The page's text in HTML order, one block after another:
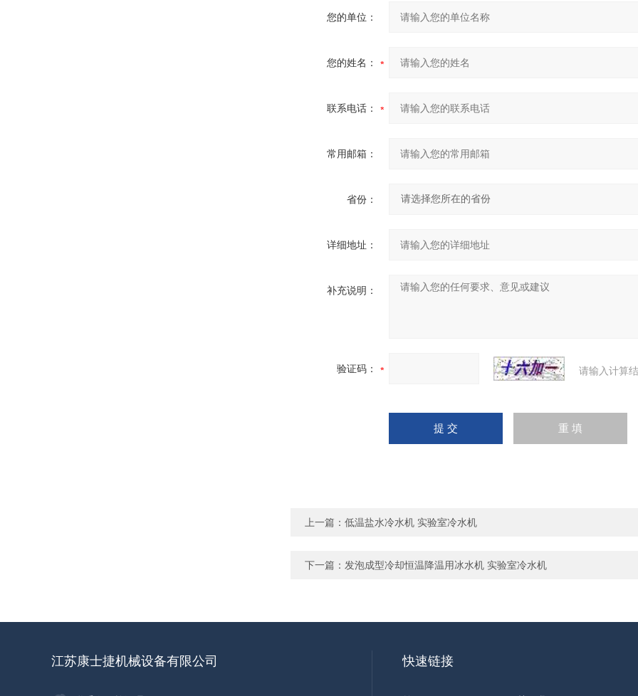
您的单位：
您的姓名：
联系电话：
常用邮箱：
省份：
详细地址：
补充说明：
验证码： 请输入计算
上一篇： 低温盐水冷水机 实验室冷水机
下一篇： 发泡成型冷却恒温降温用冰水机 实验室冷水机
江苏康士捷机械设备有限公司 快速链接